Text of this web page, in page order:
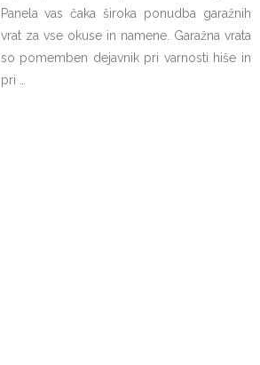
Panela vas čaka široka ponudba garažnih
vrat za vse okuse in namene. Garažna vrata
so pomemben dejavnik pri varnosti hiše in
pri …